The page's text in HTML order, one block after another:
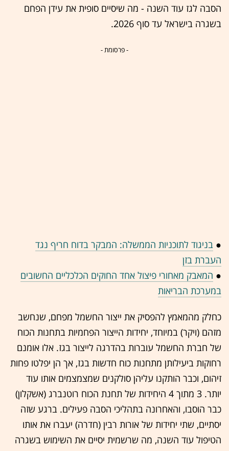
הסבה לגז עוד השנה - מה שיסיים סופית את עידן הפחם
בשגרה בישראל עד סוף 2026.
- פרסומת -
● בניגוד לתוכניות הממשלה: המבקר בדוח חריף נגד
העברת בזן
● המאבק מאחורי פיצול אחד החוקים הכלכליים החשובים
במערכת הבריאות
כחלק מהמאמץ להפסיק את ייצור החשמל מפחם, שנחשב
מזהם (ויקר) במיוחד, יחידות הייצור הפחמיות בתחנות הכוח
של חברת החשמל עוברות בהדרגה לייצור בגז. אלו אומנם
רחוקות ביעילותן מתחנות כוח חדשות בגז, אך הן יפלטו פחות
זיהום, וכבר הותקנו עליהן סולקנים שמצמצמים אותו עוד
יותר. 3 מתוך 4 היחידות של תחנת הכוח רוטנברג (אשקלון)
כבר הוסבו, והאחרונה בתהליכי הסבה פעילים. ברגע שזה
יסתיים, שתי יחידות של אורות רבין (חדרה) יעברו את אותו
הטיפול עוד השנה, מה שרשמית יסיים את השימוש בשגרה